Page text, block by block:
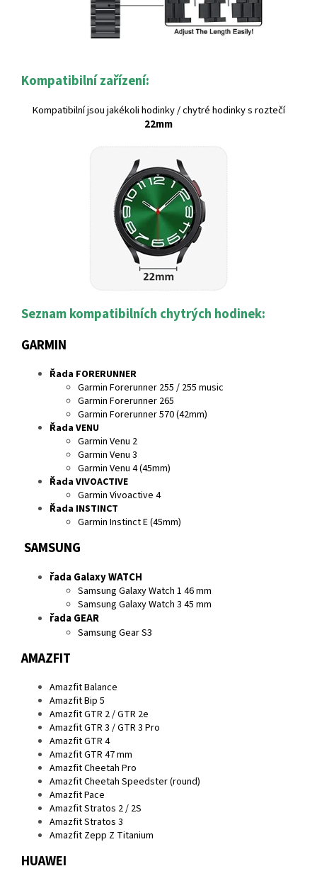
Kompatibilní zařízení:
Kompatibilní jsou jakékoli hodinky / chytré hodinky s roztečí
22mm
Seznam kompatibilních chytrých hodinek:
GARMIN
Řada FORERUNNER
Garmin Forerunner 255 / 255 music
Garmin Forerunner 265
Garmin Forerunner 570 (42mm)
Řada VENU
Garmin Venu 2
Garmin Venu 3
Garmin Venu 4 (45mm)
Řada VIVOACTIVE
Garmin Vivoactive 4
Řada INSTINCT
Garmin Instinct E (45mm)
SAMSUNG
řada Galaxy WATCH
Samsung Galaxy Watch 1 46 mm
Samsung Galaxy Watch 3 45 mm
řada GEAR
Samsung Gear S3
AMAZFIT
Amazfit Balance
Amazfit Bip 5
Amazfit GTR 2 / GTR 2e
Amazfit GTR 3 / GTR 3 Pro
Amazfit GTR 4
Amazfit GTR 47 mm
Amazfit Cheetah Pro
Amazfit Cheetah Speedster (round)
Amazfit Pace
Amazfit Stratos 2 / 2S
Amazfit Stratos 3
Amazfit Zepp Z Titanium
HUAWEI